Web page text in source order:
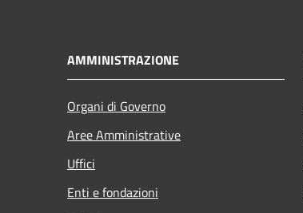
AMMINISTRAZIONE
Organi di Governo
Aree Amministrative
Uffici
Enti e fondazioni